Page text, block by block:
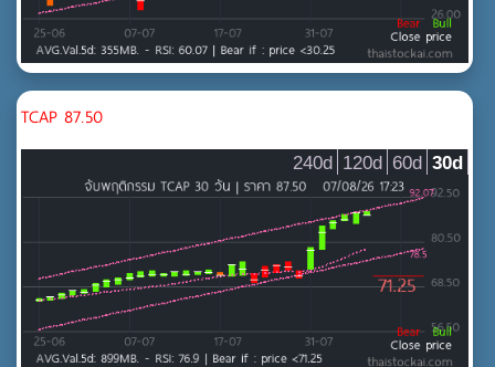
TCAP 87.50
30d
60d
120d
240d